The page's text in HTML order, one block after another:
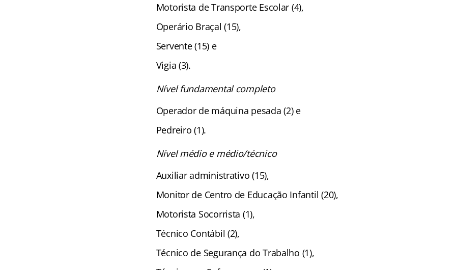
Motorista de Transporte Escolar (4),
Operário Braçal (15),
Servente (15) e
Vigia (3).
Nível fundamental completo
Operador de máquina pesada (2) e
Pedreiro (1).
Nível médio e médio/técnico
Auxiliar administrativo (15),
Monitor de Centro de Educação Infantil (20),
Motorista Socorrista (1),
Técnico Contábil (2),
Técnico de Segurança do Trabalho (1),